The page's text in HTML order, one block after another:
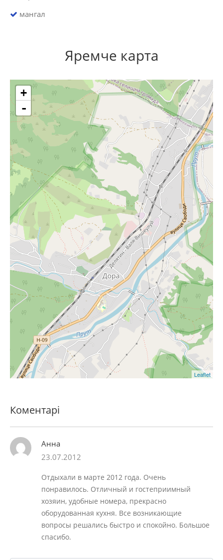
мангал
Яремче карта
+
-
Leaflet
Коментарі
Анна
23.07.2012
Отдыхали в марте 2012 года. Очень
понравилось. Отличный и гостеприимный
хозяин, удобные номера, прекрасно
оборудованная кухня. Все возникающие
вопросы решались быстро и спокойно. Большое
спасибо.